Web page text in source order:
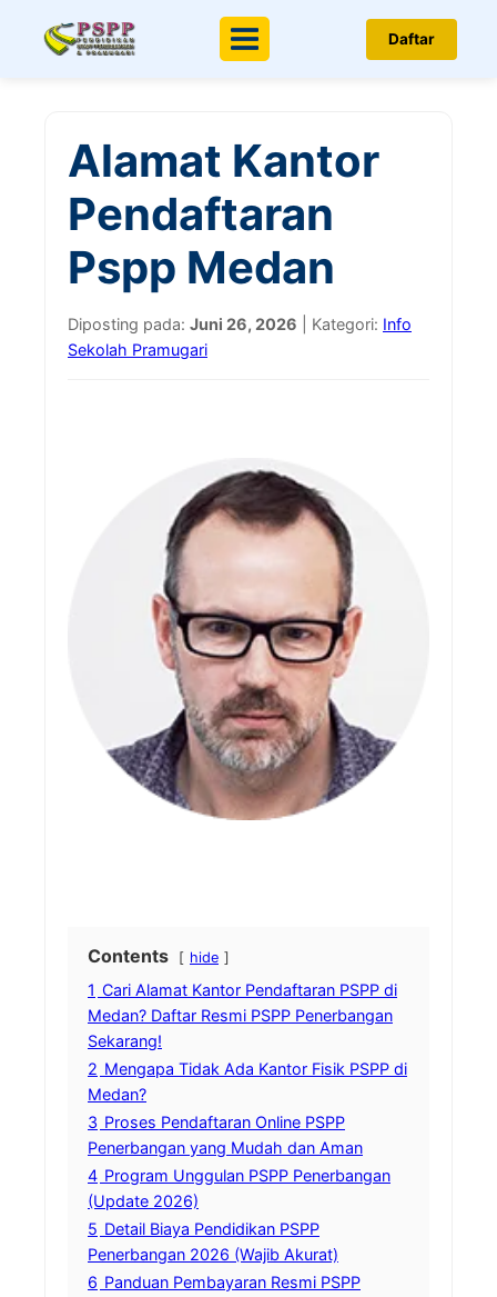
Menu Daftar
Alamat Kantor
Pendaftaran
Pspp Medan
Diposting pada: Juni 26, 2026 | Kategori: Info
Sekolah Pramugari
Contents hide
1 Cari Alamat Kantor Pendaftaran PSPP di
Medan? Daftar Resmi PSPP Penerbangan
Sekarang!
2 Mengapa Tidak Ada Kantor Fisik PSPP di
Medan?
3 Proses Pendaftaran Online PSPP
Penerbangan yang Mudah dan Aman
4 Program Unggulan PSPP Penerbangan
(Update 2026)
5 Detail Biaya Pendidikan PSPP
Penerbangan 2026 (Wajib Akurat)
6 Panduan Pembayaran Resmi PSPP